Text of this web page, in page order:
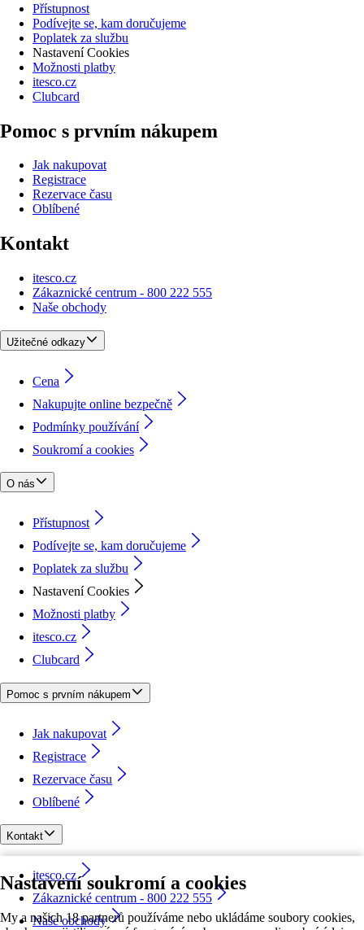
Nastavení soukromí a cookies
My a našich 18 partnerů používáme nebo ukládáme soubory cookies,
Přístupnost
Podívejte se, kam doručujeme
Poplatek za službu
Nastavení Cookies
Možnosti platby
itesco.cz
Clubcard
Pomoc s prvním nákupem
Jak nakupovat
Registrace
Rezervace času
Oblíbené
Kontakt
itesco.cz
Zákaznické centrum - 800 222 555
Naše obchody
Užitečné odkazy
Cena
Nakupujte online bezpečně
Podmínky používání
Soukromí a cookies
O nás
Přístupnost
Podívejte se, kam doručujeme
Poplatek za službu
Nastavení Cookies
Možnosti platby
itesco.cz
Clubcard
Pomoc s prvním nákupem
Jak nakupovat
Registrace
Rezervace času
Oblíbené
Kontakt
itesco.cz
Zákaznické centrum - 800 222 555
Naše obchody